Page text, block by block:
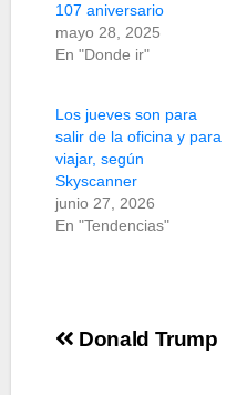
107 aniversario
mayo 28, 2025
En "Donde ir"
Los jueves son para
salir de la oficina y para
viajar, según
Skyscanner
junio 27, 2026
En "Tendencias"
Navegación
Donald Trump